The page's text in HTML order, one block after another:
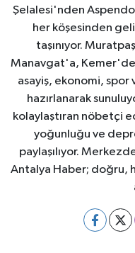
Şelalesi'nden
her köşesinden
taşınıyor.
Manavgat'a,
asayiş, ekonomi,
hazırlanarak
kolaylaştıran nöbetçi
yoğunluğu ve
paylaşılıyor.
Antalya Haber; doğru,